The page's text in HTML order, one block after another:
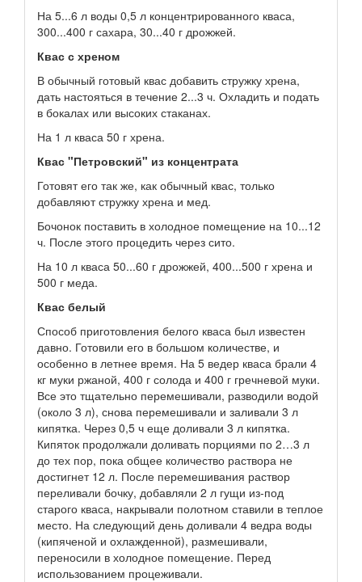
На 5...6 л воды 0,5 л концентрированного кваса,
300...400 г сахара, 30...40 г дрожжей.
Квас с хреном
В обычный готовый квас добавить стружку хрена,
дать настояться в течение 2...3 ч. Охладить и подать
в бокалах или высоких стаканах.
На 1 л кваса 50 г хрена.
Квас "Петровский" из концентрата
Готовят его так же, как обычный квас, только
добавляют стружку хрена и мед.
Бочонок поставить в холодное помещение на 10...12
ч. После этого процедить через сито.
На 10 л кваса 50...60 г дрожжей, 400...500 г хрена и
500 г меда.
Квас белый
Способ приготовления белого кваса был известен
давно. Готовили его в большом количестве, и
особенно в летнее время. На 5 ведер кваса брали 4
кг муки ржаной, 400 г солода и 400 г гречневой муки.
Все это тщательно перемешивали, разводили водой
(около 3 л), снова перемешивали и заливали 3 л
кипятка. Через 0,5 ч еще доливали 3 л кипятка.
Кипяток продолжали доливать порциями по 2…3 л
до тех пор, пока общее количество раствора не
достигнет 12 л. После перемешивания раствор
переливали бочку, добавляли 2 л гущи из-под
старого кваса, накрывали полотном ставили в теплое
место. На следующий день доливали 4 ведра воды
(кипяченой и охлажденной), размешивали,
переносили в холодное помещение. Перед
использованием процеживали.